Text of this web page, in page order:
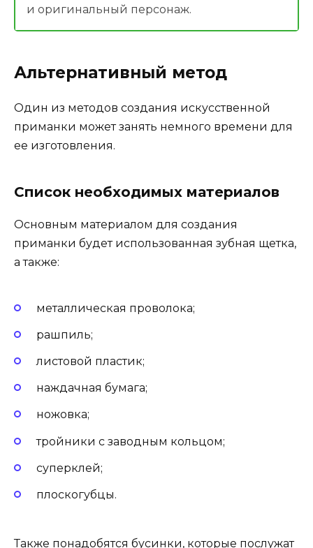
и оригинальный персонаж.
Альтернативный метод
Один из методов создания искусственной
приманки может занять немного времени для
ее изготовления.
Список необходимых материалов
Основным материалом для создания
приманки будет использованная зубная щетка,
а также:
металлическая проволока;
рашпиль;
листовой пластик;
наждачная бумага;
ножовка;
тройники с заводным кольцом;
суперклей;
плоскогубцы.
Также понадобятся бусинки, которые послужат